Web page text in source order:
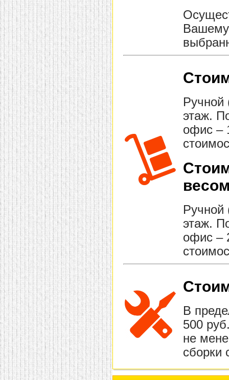
Вашему
Ручной
этаж.
офис –
Ручной
этаж.
офис –
В
500
не
сборки